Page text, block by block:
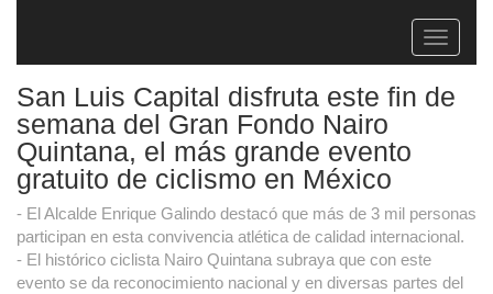
Toggle
San Luis Capital disfruta este fin de
semana del Gran Fondo Nairo
Quintana, el más grande evento
gratuito de ciclismo en México
- El Alcalde Enrique Galindo destacó que más de 3 mil personas
participan en esta convivencia atlética de calidad internacional.
- El histórico ciclista Nairo Quintana subraya que con este
evento se da reconocimiento nacional y en diversas partes del